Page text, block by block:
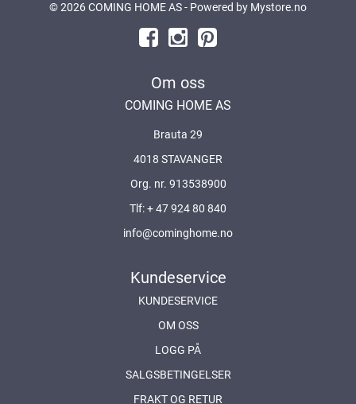
© 2026 COMING HOME AS - Powered by Mystore.no
Om oss
COMING HOME AS
Brauta 29
4018 STAVANGER
Org. nr. 913538900
Tlf:+ 47 924 80 840
info@cominghome.no
Kundeservice
KUNDESERVICE
OM OSS
LOGG PÅ
SALGSBETINGELSER
FRAKT OG RETUR